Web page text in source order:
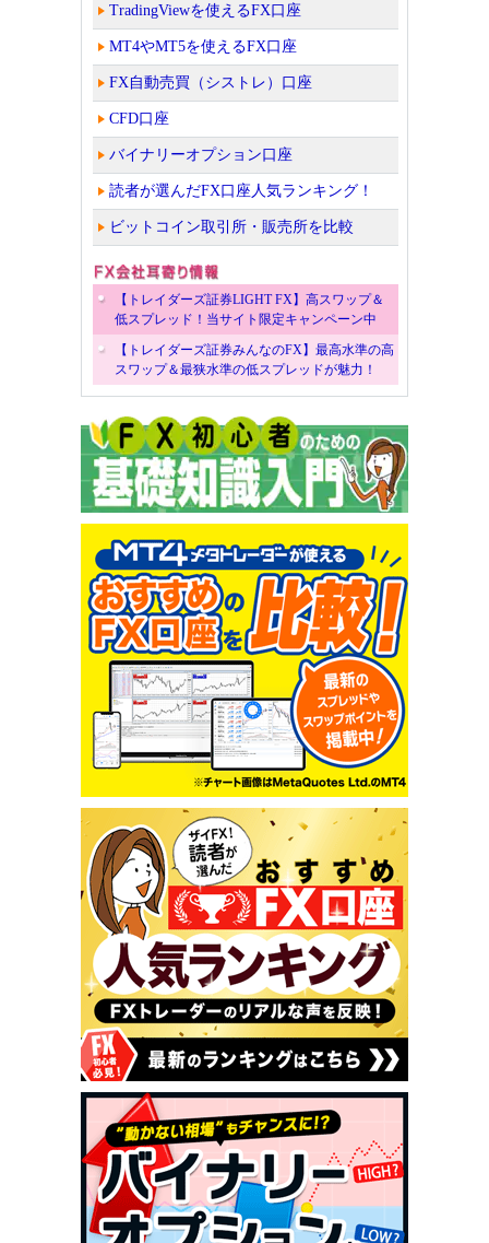
TradingViewを使えるFX口座
MT4やMT5を使えるFX口座
FX自動売買（シストレ）口座
CFD口座
バイナリーオプション口座
読者が選んだFX口座人気ランキング！
ビットコイン取引所・販売所を比較
【トレイダーズ証券LIGHT FX】高スワップ＆
低スプレッド！当サイト限定キャンペーン中
【トレイダーズ証券みんなのFX】最高水準の高
スワップ＆最狭水準の低スプレッドが魅力！